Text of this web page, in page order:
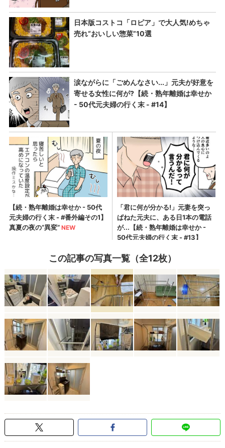
この記事の写真一覧（全12枚）